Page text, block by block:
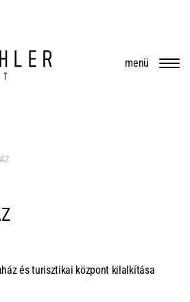
menü
és turisztikai központ kilalkítása